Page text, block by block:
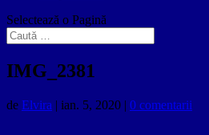
Selectează o Pagină
IMG_2381
de Elvira | ian. 5, 2020 | 0 comentarii